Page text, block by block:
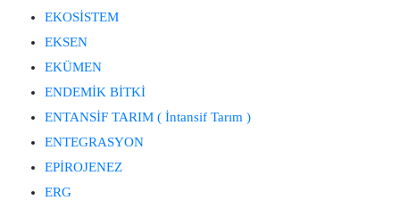
EKOSİSTEM
EKSEN
EKÜMEN
ENDEMİK BİTKİ
ENTANSİF TARIM ( İntansif Tarım )
ENTEGRASYON
EPİROJENEZ
ERG